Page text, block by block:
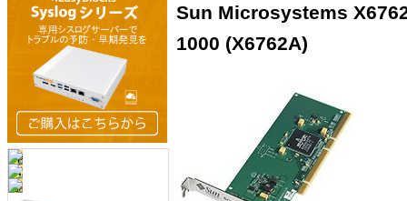
Sun Microsystems
1000 (X6762A)